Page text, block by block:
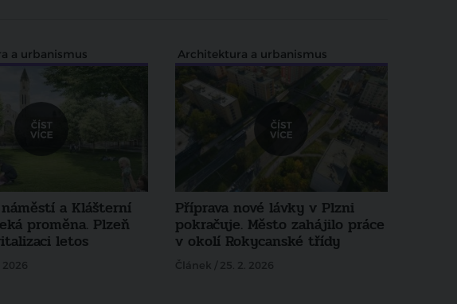
a urbanismus
a Klášterní
proměna. Plzeň
letos
2026
Architektura a urbanismus
Příprava nové lávky v Plzni
pokračuje. Město zahájilo práce
v okolí Rokycanské třídy
Článek / 25. 2. 2026